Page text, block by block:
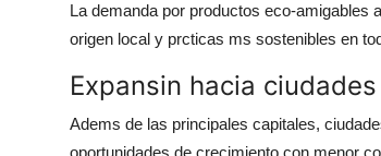
La demanda por productos eco-amigables
origen local y prcticas ms sostenibles en
Expansin hacia
Adems de las principales capitales,
oportunidades de crecimiento con menor